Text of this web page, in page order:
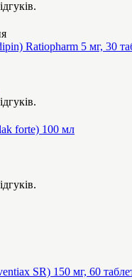
Ratiopharm 5 мг, 30
forte) 100 мл
SR) 150 мг, 60